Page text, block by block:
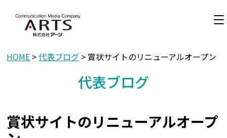
HOME >代表ブログ > 賞状サイトのリニューアルオープン
代表ブログ
賞状サイトのリニューアルオープ